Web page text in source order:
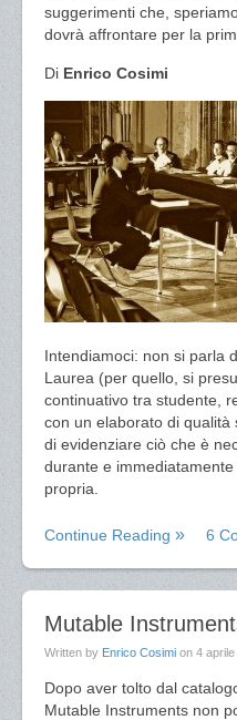
suggerimenti che,
dovrà affrontare per la
Di Enrico Cosimi
Intendiamoci: non si parla
Laurea (per quello, si
continuativo tra studente,
con un elaborato di qualità
di evidenziare ciò che è
durante e
propria.
Continue Reading 6
Mutable
Written by Enrico Cosimi on 4
Dopo aver tolto dal
Mutable Instruments non